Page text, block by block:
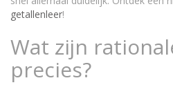
getallenleer!
Wat zijn
precies?